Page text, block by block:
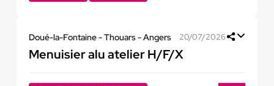
Doué-la-Fontaine - Thouars - Angers 20/07/2026
Menuisier alu atelier H/F/X